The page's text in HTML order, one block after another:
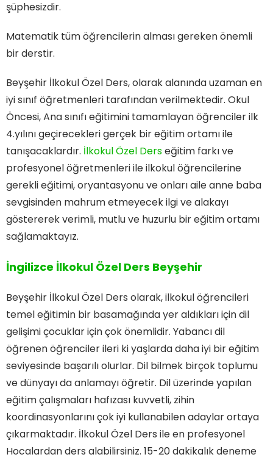
şüphesizdir.
Matematik tüm öğrencilerin alması gereken önemli
bir derstir.
Beyşehir İlkokul Özel Ders, olarak alanında uzaman en
iyi sınıf öğretmenleri tarafından verilmektedir. Okul
Öncesi, Ana sınıfı eğitimini tamamlayan öğrenciler ilk
4.yılını geçirecekleri gerçek bir eğitim ortamı ile
tanışacaklardır. İlkokul Özel Derseğitim farkı ve
profesyonel öğretmenleri ile ilkokul öğrencilerine
gerekli eğitimi, oryantasyonu ve onları aile anne baba
sevgisinden mahrum etmeyecek ilgi ve alakayı
göstererek verimli, mutlu ve huzurlu bir eğitim ortamı
sağlamaktayız.
İngilizce İlkokul Özel Ders Beyşehir
Beyşehir İlkokul Özel Ders olarak, ilkokul öğrencileri
temel eğitimin bir basamağında yer aldıkları için dil
gelişimi çocuklar için çok önemlidir. Yabancı dil
öğrenen öğrenciler ileri ki yaşlarda daha iyi bir eğitim
seviyesinde başarılı olurlar. Dil bilmek birçok toplumu
ve dünyayı da anlamayı öğretir. Dil üzerinde yapılan
eğitim çalışmaları hafızası kuvvetli, zihin
koordinasyonlarını çok iyi kullanabilen adaylar ortaya
çıkarmaktadır. İlkokul Özel Ders ile en profesyonel
Hocalardan ders alabilirsiniz. 15-20 dakikalık deneme